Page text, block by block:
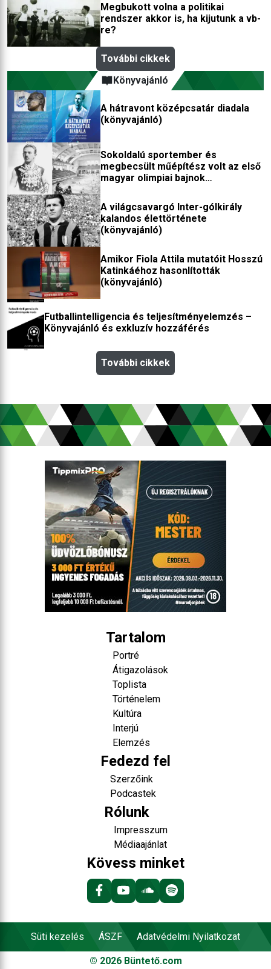
Megbukott volna a politikai
rendszer akkor is, ha kijutunk a vb-
re?
További cikkek
Könyvajánló
A hátravont középcsatár diadala
(könyvajánló)
Sokoldalú sportember és
megbecsült műépítész volt az első
magyar olimpiai bajnok
(könyvajánló)
A világcsavargó Inter-gólkirály
kalandos élettörténete
(könyvajánló)
Amikor Fiola Attila mutatóit Hosszú
Katinkáéhoz hasonlították
(könyvajánló)
Futballintelligencia és teljesítményelemzés –
Könyvajánló és exkluzív hozzáférés
További cikkek
Tartalom
Portré
Átigazolások
Toplista
Történelem
Kultúra
Interjú
Elemzés
Fedezd fel
Szerzőink
Podcastek
Rólunk
Impresszum
Médiaajánlat
Kövess minket
Süti kezelés ÁSZF Adatvédelmi Nyilatkozat
© 2026Büntető.com